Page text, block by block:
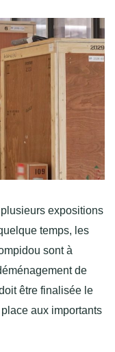
expositions
temps, les
sont à
de
être finalisée le
aux importants